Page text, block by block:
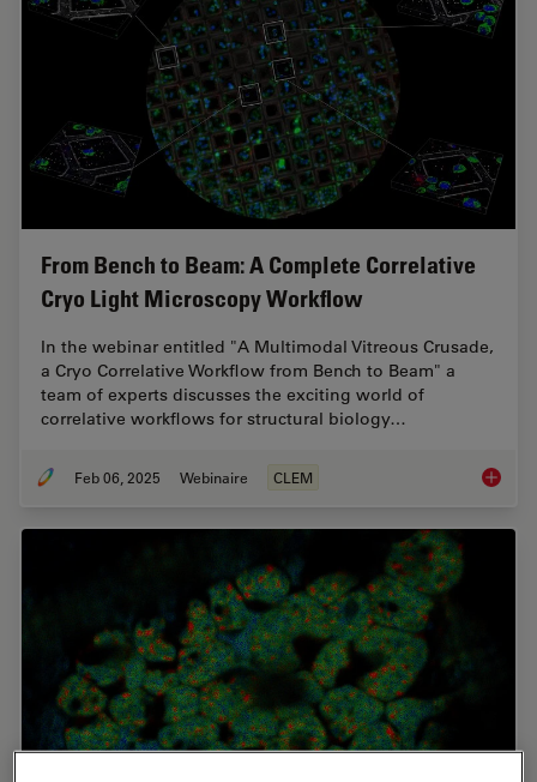
From Bench to Beam: A Complete Correlative
Cryo Light Microscopy Workflow
In the webinar entitled "A Multimodal Vitreous Crusade,
a Cryo Correlative Workflow from Bench to Beam" a
team of experts discusses the exciting world of
correlative workflows for structural biology…
Feb 06, 2025 Webinaire CLEM From